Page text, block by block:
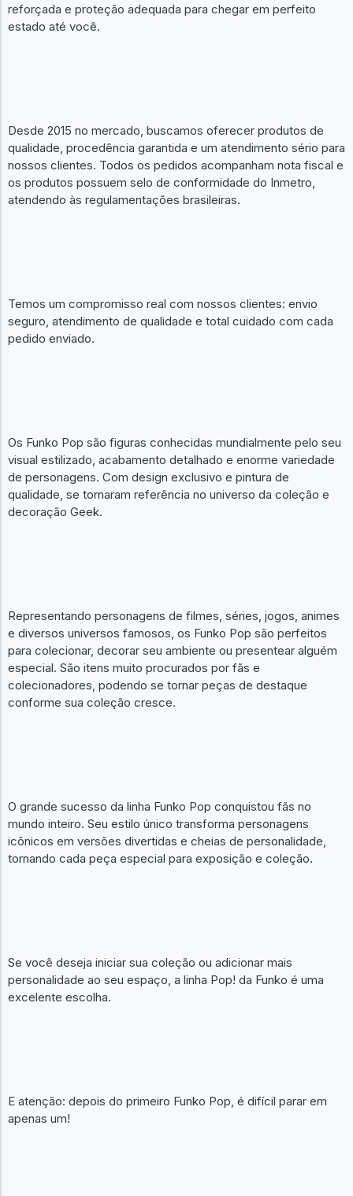
reforçada e proteção adequada para chegar em perfeito
estado até você.
Desde 2015 no mercado, buscamos oferecer produtos de
qualidade, procedência garantida e um atendimento sério para
nossos clientes. Todos os pedidos acompanham nota fiscal e
os produtos possuem selo de conformidade do Inmetro,
atendendo às regulamentações brasileiras.
Temos um compromisso real com nossos clientes: envio
seguro, atendimento de qualidade e total cuidado com cada
pedido enviado.
Os Funko Pop são figuras conhecidas mundialmente pelo seu
visual estilizado, acabamento detalhado e enorme variedade
de personagens. Com design exclusivo e pintura de
qualidade, se tornaram referência no universo da coleção e
decoração Geek.
Representando personagens de filmes, séries, jogos, animes
e diversos universos famosos, os Funko Pop são perfeitos
para colecionar, decorar seu ambiente ou presentear alguém
especial. São itens muito procurados por fãs e
colecionadores, podendo se tornar peças de destaque
conforme sua coleção cresce.
O grande sucesso da linha Funko Pop conquistou fãs no
mundo inteiro. Seu estilo único transforma personagens
icônicos em versões divertidas e cheias de personalidade,
tornando cada peça especial para exposição e coleção.
Se você deseja iniciar sua coleção ou adicionar mais
personalidade ao seu espaço, a linha Pop! da Funko é uma
excelente escolha.
E atenção: depois do primeiro Funko Pop, é difícil parar em
apenas um!